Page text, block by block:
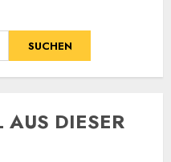
SUCHEN
AUS DIESER